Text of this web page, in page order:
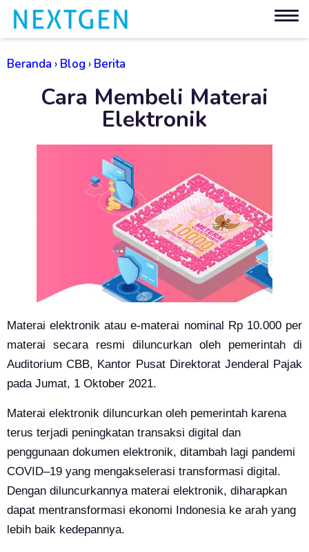
Beranda › Blog › Berita
Cara Membeli Materai
Elektronik
Materai elektronik atau e-materai nominal Rp 10.000 per
materai secara resmi diluncurkan oleh pemerintah di
Auditorium CBB, Kantor Pusat Direktorat Jenderal Pajak
pada Jumat, 1 Oktober 2021.
Materai elektronik diluncurkan oleh pemerintah karena
terus terjadi peningkatan transaksi digital dan
penggunaan dokumen elektronik, ditambah lagi pandemi
COVID–19 yang mengakselerasi transformasi digital.
Dengan diluncurkannya materai elektronik, diharapkan
dapat mentransformasi ekonomi Indonesia ke arah yang
lebih baik kedepannya.